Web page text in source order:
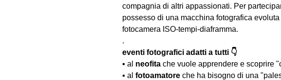
compagnia di altri appassionati. Per
possesso di una macchina fotografica
fotocamera ISO-tempi-diaframma.
.
eventi fotografici adatti a tutti 👇
▪️ al neofita che vuole apprendere e scoprire
▪️ al fotoamatore che ha bisogno di una